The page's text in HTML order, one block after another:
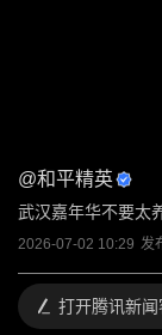
@和平精英
武汉嘉年华不要太
2026-07-02 10:29 发
打开腾讯新